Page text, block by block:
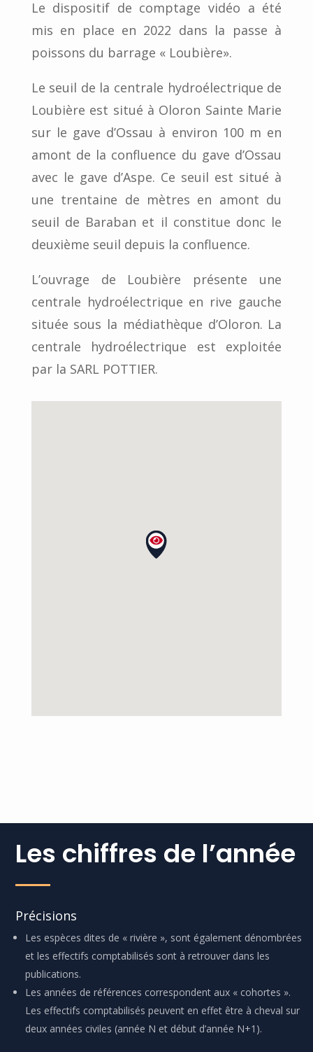
Le dispositif de comptage vidéo a été
mis en place en 2022 dans la passe à
poissons du barrage « Loubière».
Le seuil de la centrale hydroélectrique de
Loubière est situé à Oloron Sainte Marie
sur le gave d’Ossau à environ 100 m en
amont de la confluence du gave d’Ossau
avec le gave d’Aspe. Ce seuil est situé à
une trentaine de mètres en amont du
seuil de Baraban et il constitue donc le
deuxième seuil depuis la confluence.
L’ouvrage de Loubière présente une
centrale hydroélectrique en rive gauche
située sous la médiathèque d’Oloron. La
centrale hydroélectrique est exploitée
par la SARL POTTIER.
Les chiffres de l’année
Précisions
Les espèces dites de « rivière », sont également dénombrées
et les effectifs comptabilisés sont à retrouver dans les
publications.
Les années de références correspondent aux « cohortes ».
Les effectifs comptabilisés peuvent en effet être à cheval sur
deux années civiles (année N et début d’année N+1).